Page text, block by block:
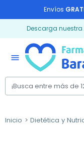
Envíos
Descarga nuestra
menu
Inicio Dietética y